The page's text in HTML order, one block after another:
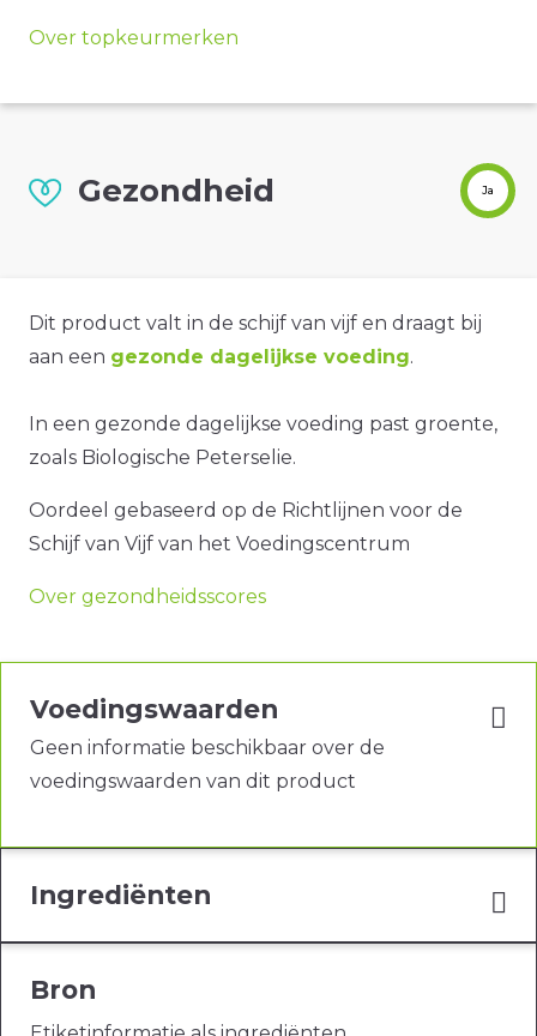
Over topkeurmerken
Gezondheid Ja
Dit product valt in de schijf van vijf en draagt bij
aan een gezonde dagelijkse voeding.
In een gezonde dagelijkse voeding past groente,
zoals Biologische Peterselie.
Oordeel gebaseerd op de Richtlijnen voor de
Schijf van Vijf van het Voedingscentrum
Over gezondheidsscores
Voedingswaarden
Geen informatie beschikbaar over de
voedingswaarden van dit product
Ingrediënten
Bron